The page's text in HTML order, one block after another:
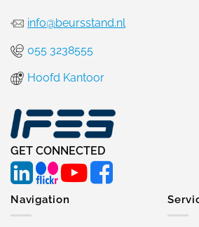
info@beursstand.nl
055 3238555
Hoofd Kantoor
GET CONNECTED
Navigation